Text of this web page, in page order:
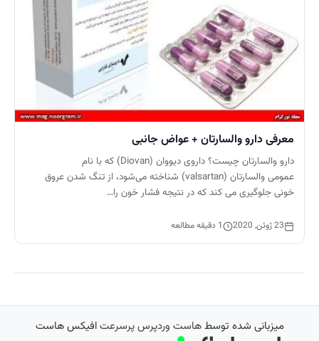
معرفی دارو والسارتان + عواض جانبی
دارو والسارتان چیست؟ داروی دیووان (Diovan) که با نام
عمومی والسارتان (valsartan) شناخته می‌شود، از تنگ شدن عروق
خونی جلوگیری می کند که در نتیجه فشار خون را…
23 ژوئن, 2020 1 دقیقه مطالعه
میزبانی شده توسطهاست وردپرس پرسرعتافیکس هاست